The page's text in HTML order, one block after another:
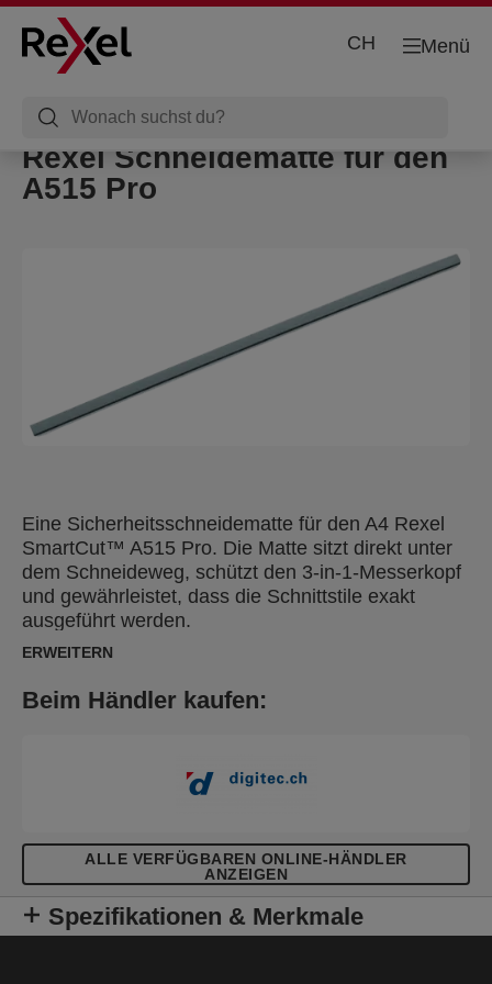
Menü
CH
Rexel Schneidematte für den
A515 Pro
Eine Sicherheitsschneidematte für den A4 Rexel
SmartCut™ A515 Pro. Die Matte sitzt direkt unter
dem Schneideweg, schützt den 3-in-1-Messerkopf
und gewährleistet, dass die Schnittstile exakt
ausgeführt werden.
ERWEITERN
Beim Händler kaufen:
ALLE VERFÜGBAREN ONLINE-HÄNDLER
ANZEIGEN
Spezifikationen & Merkmale